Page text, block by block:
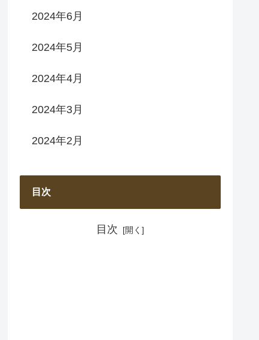
2024年6月
2024年5月
2024年4月
2024年3月
2024年2月
目次
目次